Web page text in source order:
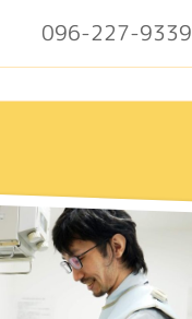
096-227-9339